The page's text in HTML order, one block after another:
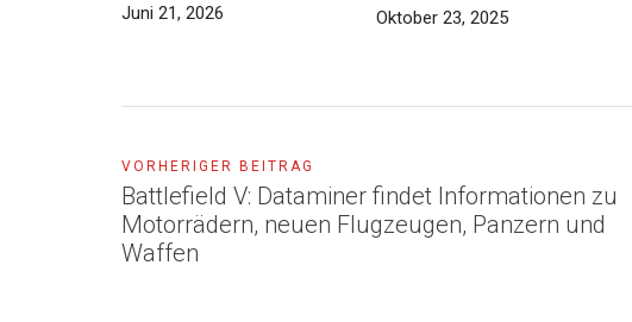
Juni 21, 2026 Oktober 23, 2025
VORHERIGER BEITRAG
Battlefield V: Dataminer findet Informationen zu
Motorrädern, neuen Flugzeugen, Panzern und
Waffen